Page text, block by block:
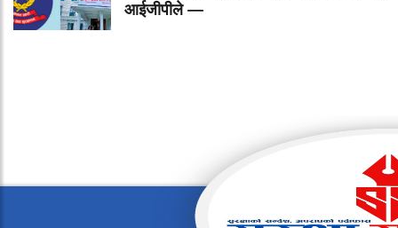
आईजीपीले —